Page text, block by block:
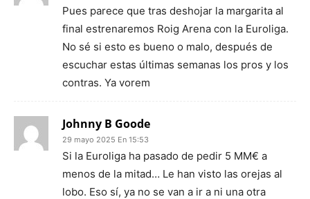
Pues parece que tras deshojar la margarita al
final estrenaremos Roig Arena con la Euroliga.
No sé si esto es bueno o malo, después de
escuchar estas últimas semanas los pros y los
contras. Ya vorem
Johnny B Goode
29 mayo 2025 En 15:53
Si la Euroliga ha pasado de pedir 5 MM€ a
menos de la mitad… Le han visto las orejas al
lobo. Eso sí, ya no se van a ir a ni una otra